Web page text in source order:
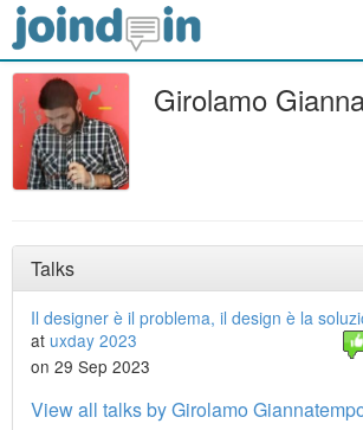
Girolamo
Talks
Il designer è il problema, il design è la
at uxday 2023
on 29 Sep 2023
View all talks by Girolamo